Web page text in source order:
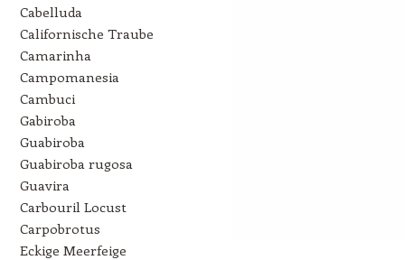
Cabelluda
Californische Traube
Camarinha
Campomanesia
Cambuci
Gabiroba
Guabiroba
Guabiroba rugosa
Guavira
Carbouril Locust
Carpobrotus
Eckige Meerfeige